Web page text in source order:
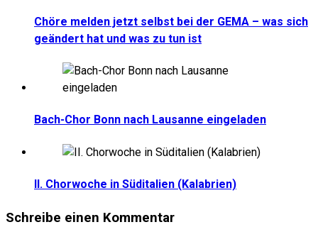
Chöre melden jetzt selbst bei der GEMA – was sich
geändert hat und was zu tun ist
Bach-Chor Bonn nach Lausanne eingeladen
II. Chorwoche in Süditalien (Kalabrien)
Schreibe einen Kommentar